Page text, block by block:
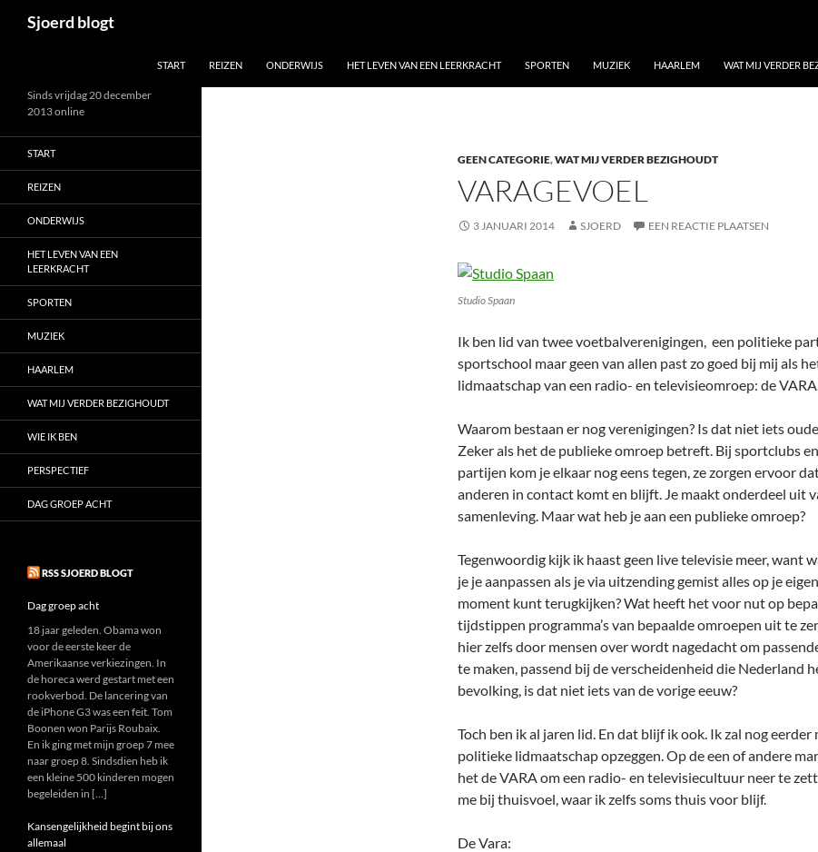
Sjoerd blogt
START REIZEN ONDERWIJS HET LEVEN VAN EEN LEERKRACHT SPORTEN MUZIEK HAARLEM WAT MIJ VERDER
GEEN CATEGORIE,WAT MIJ VERDER BEZIGHOUDT
VARAGEVOEL
3 JANUARI 2014 SJOERD EEN REACTIE PLAATSEN
Studio Spaan
Ik ben lid van twee voetbalverenigingen, een politieke
sportschool maar geen van allen past zo goed bij mij als
lidmaatschap van een radio- en televisieomroep: de
Waarom bestaan er nog verenigingen? Is dat niet iets
Zeker als het de publieke omroep betreft. Bij sportclubs
partijen kom je elkaar nog eens tegen, ze zorgen ervoor
anderen in contact komt en blijft. Je maakt onderdeel uit
samenleving. Maar wat heb je aan een publieke omroep?
Tegenwoordig kijk ik haast geen live televisie meer, want
je je aanpassen als je via uitzending gemist alles op je
moment kunt terugkijken? Wat heeft het voor nut op
tijdstippen programma’s van bepaalde omroepen uit te
hier zelfs door mensen over wordt nagedacht om
te maken, passend bij de verscheidenheid die Nederland
bevolking, is dat niet iets van de vorige eeuw?
Toch ben ik al jaren lid. En dat blijf ik ook. Ik zal nog eerder
politieke lidmaatschap opzeggen. Op de een of andere
het de VARA om een radio- en televisiecultuur neer te
me bij thuisvoel, waar ik zelfs soms thuis voor blijf.
De Vara:
Sinds vrijdag 20 december
2013 online
START
REIZEN
ONDERWIJS
HET LEVEN VAN EEN
LEERKRACHT
SPORTEN
MUZIEK
HAARLEM
WAT MIJ VERDER BEZIGHOUDT
WIE IK BEN
PERSPECTIEF
DAG GROEP ACHT
RSS SJOERD BLOGT
Dag groep acht
18 jaar geleden. Obama won
voor de eerste keer de
Amerikaanse verkiezingen. In
de horeca werd gestart met een
rookverbod. De lancering van
de iPhone G3 was een feit. Tom
Boonen won Parijs Roubaix.
En ik ging met mijn groep 7 mee
naar groep 8. Sindsdien heb ik
een kleine 500 kinderen mogen
begeleiden in […]
Kansengelijkheid begint bij ons
allemaal